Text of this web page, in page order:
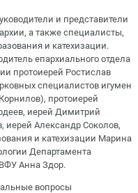
и представители
а также специалисты,
и катехизации.
епархиального отдела
протоиерей Ростислав
специалистов игумен
протоиерей
иерей Димитрий
иерей Александр Соколов,
и катехизации Марина
Департамента
Анна Здор.
вопросы